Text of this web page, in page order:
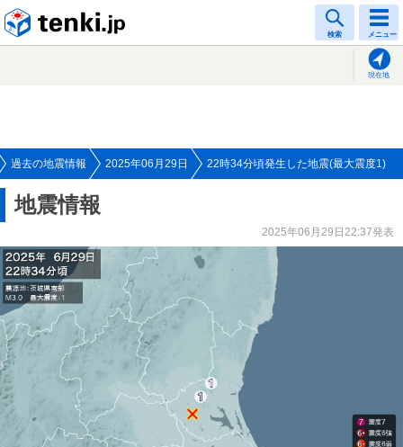
検索 メニュー
現在地
過去の地震情報 2025年06月29日 22時34分頃発生した地震(最大震度1)
地震情報
2025年06月29日22:37発表